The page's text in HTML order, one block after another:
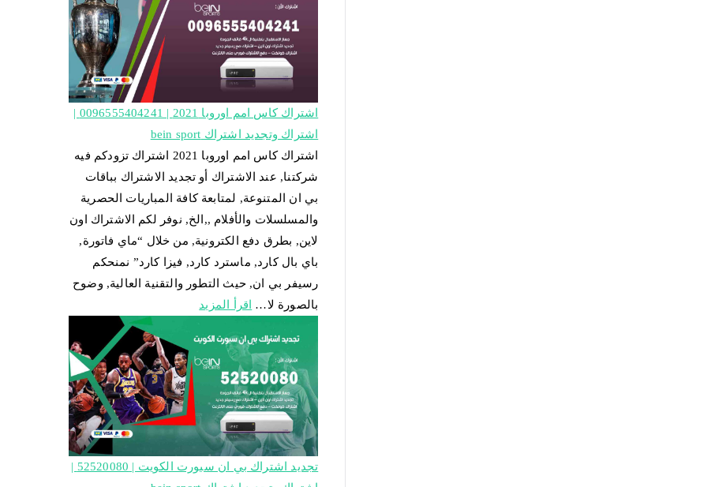
اشتراك كاس امم اوروبا 2021 | 0096555404241 |
اشتراك وتجديد اشتراك bein sport
اشتراك كاس امم اوروبا 2021 اشتراك تزودكم فيه
شركتنا, عند الاشتراك أو تجديد الاشتراك بباقات
بي ان المتنوعة, لمتابعة كافة المباريات الحصرية
والمسلسلات والأفلام ,,الخ, نوفر لكم الاشتراك اون
لاين, بطرق دفع الكترونية, من خلال “ماي فاتورة,
باي بال كارد, ماسترد كارد, فيزا كارد” نمنحكم
رسيفر بي ان, حيث التطور والتقنية العالية, وضوح
بالصورة لا…
اقرأ المزيد
تجديد اشتراك بي ان سبورت الكويت | 52520080 |